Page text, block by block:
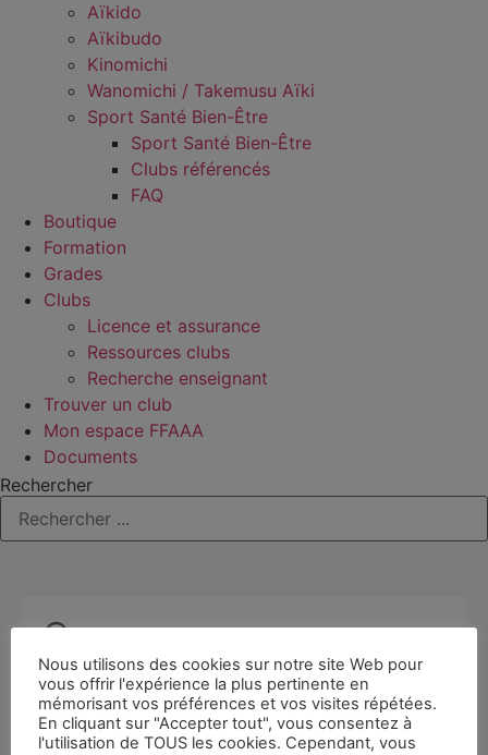
Aïkido
Aïkibudo
Kinomichi
Wanomichi / Takemusu Aïki
Sport Santé Bien-Être
Sport Santé Bien-Être
Clubs référencés
FAQ
Boutique
Formation
Grades
Clubs
Licence et assurance
Ressources clubs
Recherche enseignant
Trouver un club
Mon espace FFAAA
Documents
Rechercher
Nous utilisons des cookies sur notre site Web pour
vous offrir l'expérience la plus pertinente en
mémorisant vos préférences et vos visites répétées.
En cliquant sur "Accepter tout", vous consentez à
l'utilisation de TOUS les cookies. Cependant, vous